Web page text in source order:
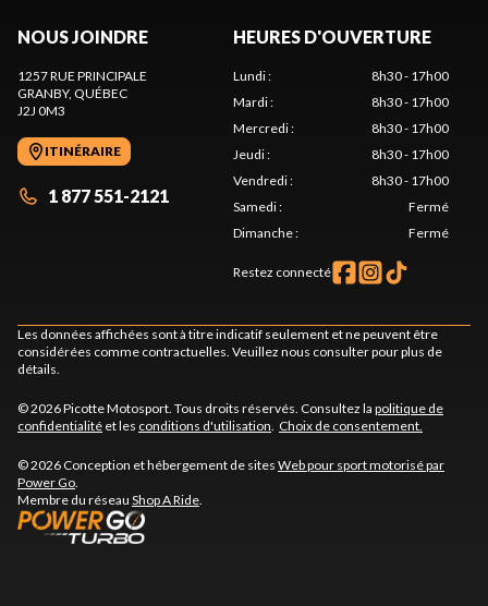
NOUS JOINDRE
1257 RUE PRINCIPALE
GRANBY, QUÉBEC
J2J 0M3
ITINÉRAIRE
1 877 551-2121
HEURES D'OUVERTURE
Lundi:
8h30 - 17h00
Mardi:
8h30 - 17h00
Mercredi:
8h30 - 17h00
Jeudi:
8h30 - 17h00
Vendredi:
8h30 - 17h00
Samedi:
Fermé
Dimanche: Fermé
Restez connecté
Les données affichées sont à titre indicatif seulement et ne peuvent être
considérées comme contractuelles. Veuillez nous consulter pour plus de
détails.
© 2026 Picotte Motosport. Tous droits réservés. Consultez la politique de
confidentialité et les conditions d'utilisation Choix de consentement.
© 2026 Conception et hébergement de sites Web pour sport motorisé par
Power Go
Membre du réseau Shop A Ride